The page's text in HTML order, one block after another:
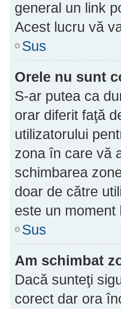
general un link
Acest lucru vă
Sus
Orele nu sunt
S-ar putea ca
orar diferit faţă
utilizatorului
zona în care vă
schimbarea
doar de către
este un moment
Sus
Am schimbat
Dacă sunteţi
corect dar ora